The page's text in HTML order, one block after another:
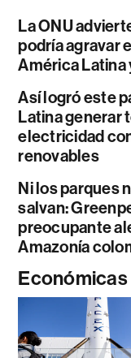
La ONU
podría agravar
América Latina
Así logró este
Latina generar
electricidad
renovables
Ni los parques
salvan:
preocupante
Amazonía